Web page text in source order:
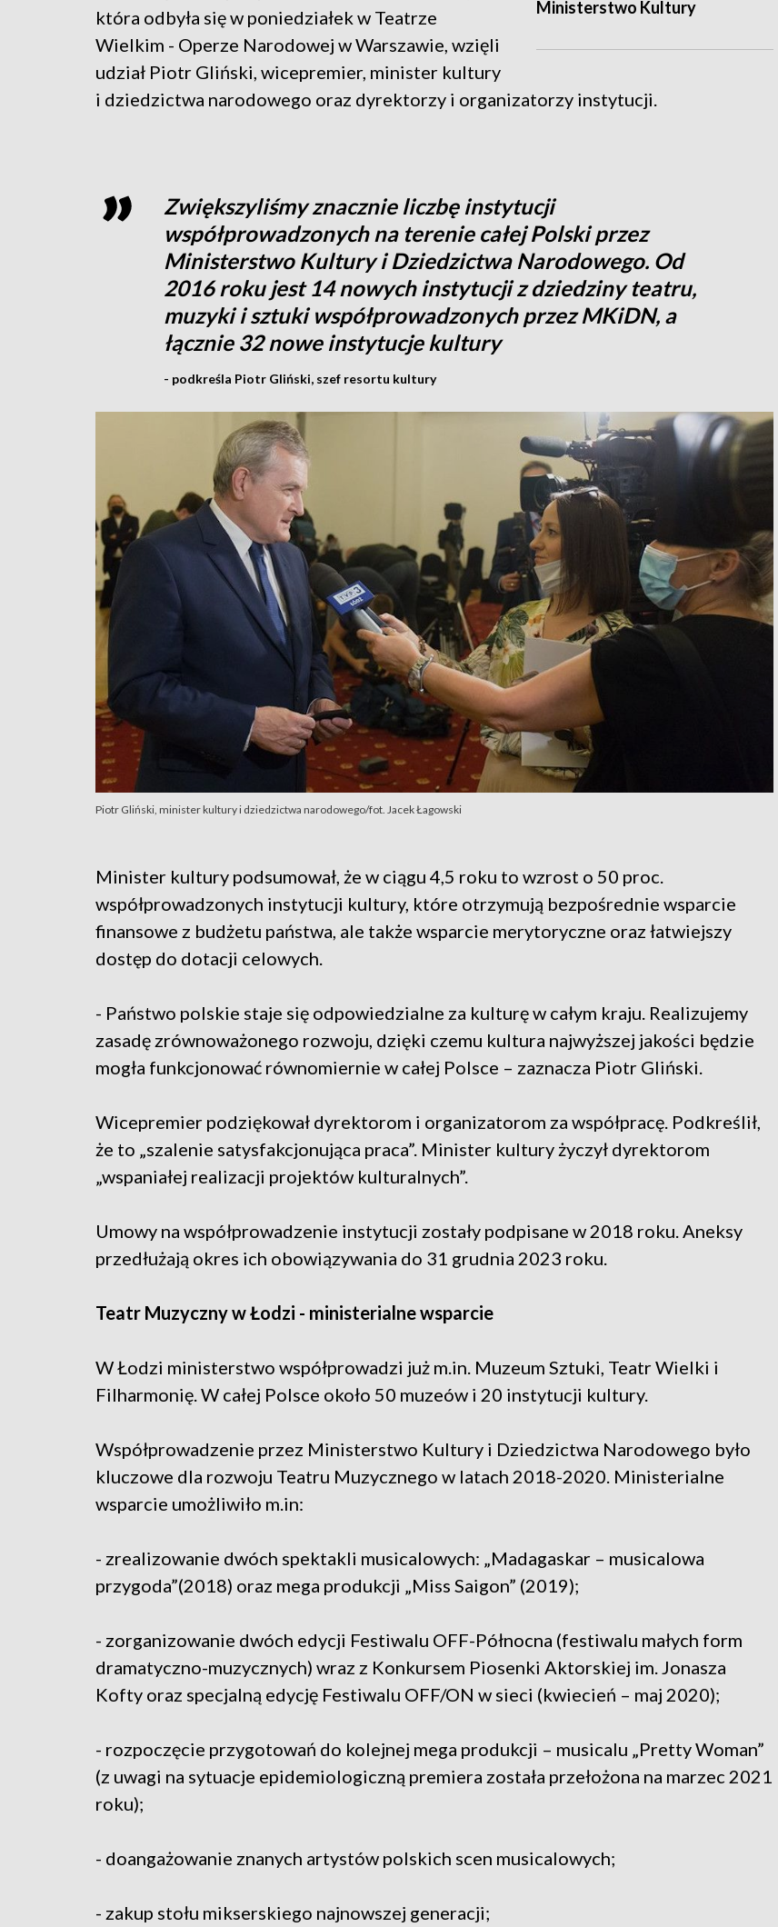
Ministerstwo Kultury
która odbyła się w poniedziałek w Teatrze
Wielkim - Operze Narodowej w Warszawie, wzięli
udział Piotr Gliński, wicepremier, minister kultury
i dziedzictwa narodowego oraz dyrektorzy i organizatorzy instytucji.
Zwiększyliśmy znacznie liczbę instytucji
współprowadzonych na terenie całej Polski przez
Ministerstwo Kultury i Dziedzictwa Narodowego. Od
2016 roku jest 14 nowych instytucji z dziedziny teatru,
muzyki i sztuki współprowadzonych przez MKiDN, a
łącznie 32 nowe instytucje kultury
- podkreśla Piotr Gliński, szef resortu kultury
Piotr Gliński, minister kultury i dziedzictwa narodowego/fot. Jacek Łagowski
Minister kultury podsumował, że w ciągu 4,5 roku to wzrost o 50 proc.
współprowadzonych instytucji kultury, które otrzymują bezpośrednie wsparcie
finansowe z budżetu państwa, ale także wsparcie merytoryczne oraz łatwiejszy
dostęp do dotacji celowych.
- Państwo polskie staje się odpowiedzialne za kulturę w całym kraju. Realizujemy
zasadę zrównoważonego rozwoju, dzięki czemu kultura najwyższej jakości będzie
mogła funkcjonować równomiernie w całej Polsce – zaznacza Piotr Gliński.
Wicepremier podziękował dyrektorom i organizatorom za współpracę. Podkreślił,
że to „szalenie satysfakcjonująca praca”. Minister kultury życzył dyrektorom
„wspaniałej realizacji projektów kulturalnych”.
Umowy na współprowadzenie instytucji zostały podpisane w 2018 roku. Aneksy
przedłużają okres ich obowiązywania do 31 grudnia 2023 roku.
Teatr Muzyczny w Łodzi - ministerialne wsparcie
W Łodzi ministerstwo współprowadzi już m.in. Muzeum Sztuki, Teatr Wielki i
Filharmonię. W całej Polsce około 50 muzeów i 20 instytucji kultury.
Współprowadzenie przez Ministerstwo Kultury i Dziedzictwa Narodowego było
kluczowe dla rozwoju Teatru Muzycznego w latach 2018-2020. Ministerialne
wsparcie umożliwiło m.in:
- zrealizowanie dwóch spektakli musicalowych: „Madagaskar – musicalowa
przygoda”(2018) oraz mega produkcji „Miss Saigon” (2019);
- zorganizowanie dwóch edycji Festiwalu OFF-Północna (festiwalu małych form
dramatyczno-muzycznych) wraz z Konkursem Piosenki Aktorskiej im. Jonasza
Kofty oraz specjalną edycję Festiwalu OFF/ON w sieci (kwiecień – maj 2020);
- rozpoczęcie przygotowań do kolejnej mega produkcji – musicalu „Pretty Woman”
(z uwagi na sytuacje epidemiologiczną premiera została przełożona na marzec 2021
roku);
- doangażowanie znanych artystów polskich scen musicalowych;
- zakup stołu mikserskiego najnowszej generacji;